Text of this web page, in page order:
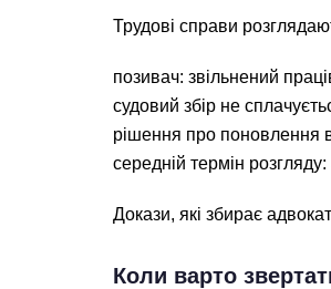
Трудові справи
позивач: звільнений
судовий збір не
рішення про поновлення
середній термін розгляду:
Докази, які збирає
Коли варто